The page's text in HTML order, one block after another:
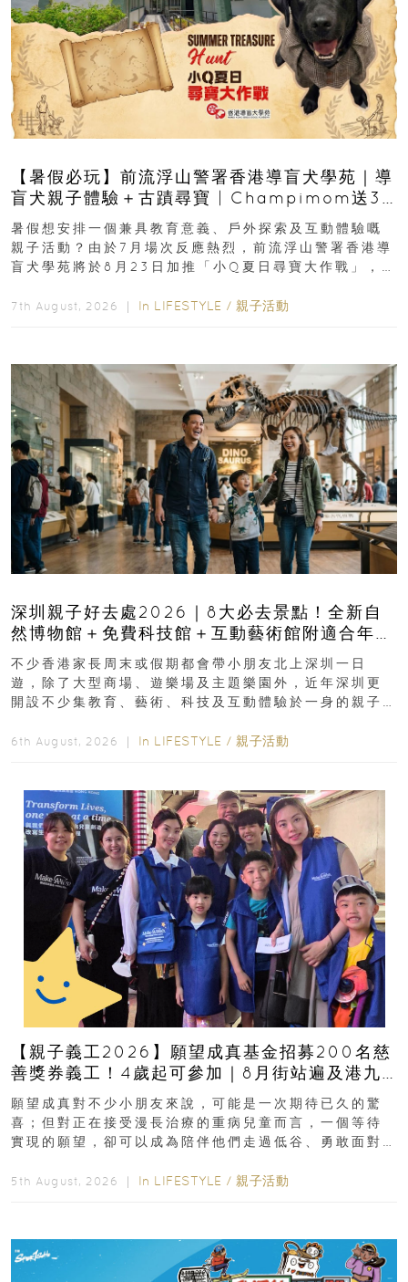
【暑假必玩】前流浮山警署香港導盲犬學苑｜導
盲犬親子體驗＋古蹟尋寶 | Champimom送3
組免費名額
暑假想安排一個兼具教育意義、戶外探索及互動體驗嘅
親子活動？由於7月場次反應熱烈，前流浮山警署香港導
盲犬學苑將於8月23日加推「小Q夏日尋寶大作戰」，家
7th August, 2026 ｜ In LIFESTYLE / 親子活動
深圳親子好去處2026｜8大必去景點！全新自
然博物館＋免費科技館＋互動藝術館附適合年
齡、交通、門票、開放時間
不少香港家長周末或假期都會帶小朋友北上深圳一日
遊，除了大型商場、遊樂場及主題樂園外，近年深圳更
開設不少集教育、藝術、科技及互動體驗於一身的親子
6th August, 2026 ｜ In LIFESTYLE / 親子活動
【親子義工2026】願望成真基金招募200名慈
善獎券義工！4歲起可參加｜8月街站遍及港九
新界
願望成真對不少小朋友來說，可能是一次期待已久的驚
喜；但對正在接受漫長治療的重病兒童而言，一個等待
實現的願望，卻可以成為陪伴他們走過低谷、勇敢面對
5th August, 2026 ｜ In LIFESTYLE / 親子活動